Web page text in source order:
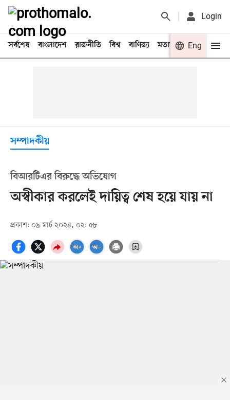
Login
সর্বশেষ বাংলাদেশ রাজনীতি বিশ্ব বাণিজ্য মতামত খেলা
Eng
সম্পাদকীয়
বিআরটিএর বিরুদ্ধে অভিযোগ
অস্বীকার করলেই দায়িত্ব শেষ হয়ে যায় না
প্রকাশ: ০৯ মার্চ ২০২৪, ০২: ৫৮